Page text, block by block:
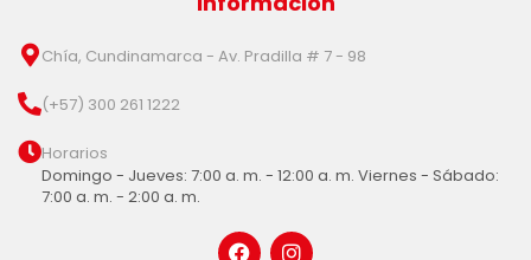
Chía, Cundinamarca - Av. Pradilla # 7 - 98
(+57) 300 261 1222
Horarios
Domingo - Jueves: 7:00 a. m. - 12:00 a. m. Viernes - Sábado:
7:00 a. m. - 2:00 a. m.